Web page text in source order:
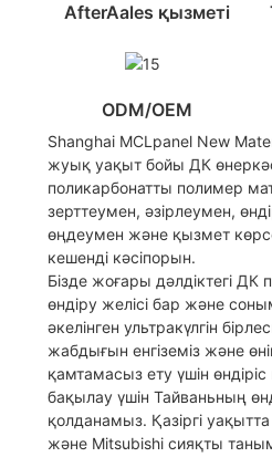
AfterAales қызметі
ODM/OEM
Shanghai MCLpanel New
жуық уақыт бойы ДК
поликарбонатты полимер
зерттеумен, әзірлеумен,
өңдеумен және қызмет
кешенді кәсіпорын.
Бізде жоғары дәлдіктегі ДК
өндіру желісі бар және
әкелінген ультракүлгін
жабдығын енгіземіз және
қамтамасыз ету үшін өндіріс
бақылау үшін Тайваньның
қолданамыз. Қазіргі
және Mitsubishi сияқты